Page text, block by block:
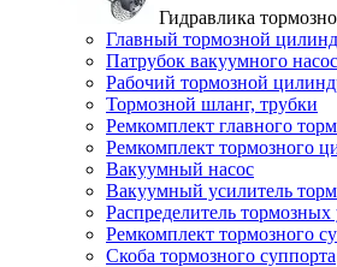
Гидравлика
Главный тормозной
Патрубок вакуумного
Рабочий тормозной
Тормозной шланг, трубки
Ремкомплект главного
Ремкомплект тормозного
Вакуумный насос
Вакуумный усилитель
Распределитель тормозных
Ремкомплект тормозного
Скоба тормозного суппорта